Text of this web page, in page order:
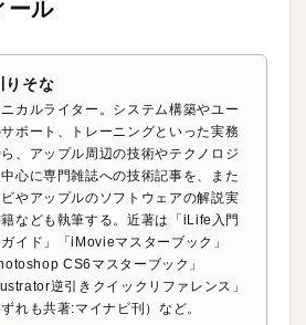
ール
りそな
カルライター。システム構築やユー
ポート、トレーニングといった実務
、アップル周辺の技術やテクノロジ
心に専門雑誌への技術記事を、また
やアップルのソフトウェアの解説実
なども執筆する。近著は「iLife入門
イド」「iMovieマスターブック」
CS6マスターブック」
逆引きクイックリファレンス」
ずれも共著:マイナビ刊）など。